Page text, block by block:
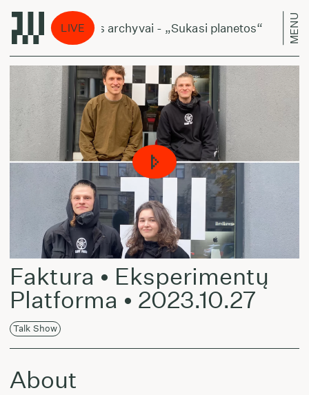
LIVE
muzikos archyvai - „Sukasi planetos“ MENU
Faktura • Eksperimentų
Platforma • 2023.10.27
Talk Show
About